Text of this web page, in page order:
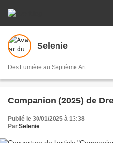
Selenie
Des Lumière au Septième Art
Companion (2025) de
Publié le 30/01/2025 à 13:38
Par Selenie